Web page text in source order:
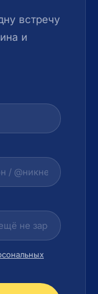
встречу
и